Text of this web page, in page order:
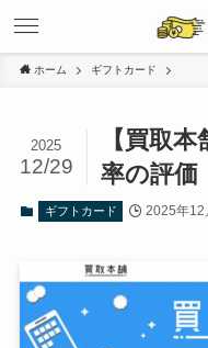
ホーム ギフトカード
【買取
率の評価
2025
12/29
ギフトカード 2025年12